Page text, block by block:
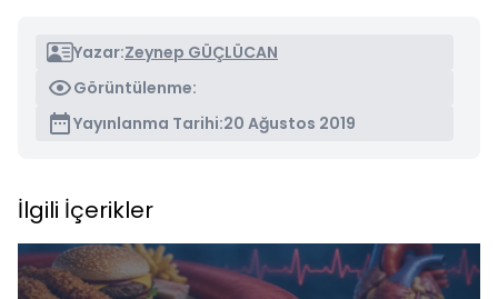
Yazar:Zeynep GÜÇLÜCAN
Görüntülenme:
Yayınlanma Tarihi:20 Ağustos 2019
İlgili İçerikler